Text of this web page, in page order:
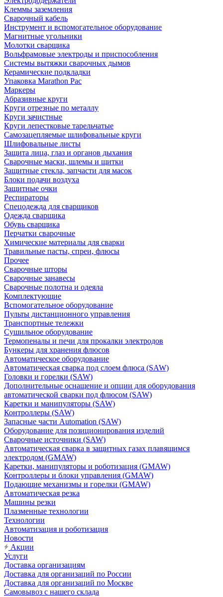
Клеммы заземления
Сварочный кабель
Инструмент и вспомогательное оборудование
Магнитные угольники
Молотки сварщика
Вольфрамовые электроды и приспособления
Системы вытяжки сварочных дымов
Керамические подкладки
Упаковка Marathon Pac
Маркеры
Абразивные круги
Круги отрезные по металлу
Круги зачистные
Круги лепестковые тарельчатые
Самозацепляемые шлифовальные круги
Шлифовальные листы
Защита лица, глаз и органов дыхания
Сварочные маски, шлемы и щитки
Защитные стекла, запчасти для масок
Блоки подачи воздуха
Защитные очки
Респираторы
Спецодежда для сварщиков
Одежда сварщика
Обувь сварщика
Перчатки сварочные
Химические материалы для сварки
Травильные пасты, спреи, флюсы
Прочее
Сварочные шторы
Сварочные занавесы
Сварочные полотна и одеяла
Комплектующие
Вспомогательное оборудование
Пульты дистанционного управления
Транспортные тележки
Сушильное оборудование
Термопеналы и печи для прокалки электродов
Бункеры для хранения флюсов
Автоматическое оборудование
Автоматическая сварка под слоем флюса (SAW)
Головки и горелки (SAW)
Дополнительные оснащение и опции для оборудования
автоматической сварки под флюсом (SAW)
Каретки и манипуляторы (SAW)
Контроллеры (SAW)
Запасные части Automation (SAW)
Оборудование для позиционирования изделий
Сварочные источники (SAW)
Автоматическая сварка в защитных газах плавящимся
электродом (GMAW)
Каретки, манипуляторы и роботизация (GMAW)
Контроллеры и блоки управления (GMAW)
Подающие механизмы и горелки (GMAW)
Автоматическая резка
Машины резки
Плазменные технологии
Технологии
Автоматизация и роботизация
Новости
Акции
Услуги
Доставка организациям
Доставка для организаций по России
Доставка для организаций по Москве
Самовывоз с нашего склада